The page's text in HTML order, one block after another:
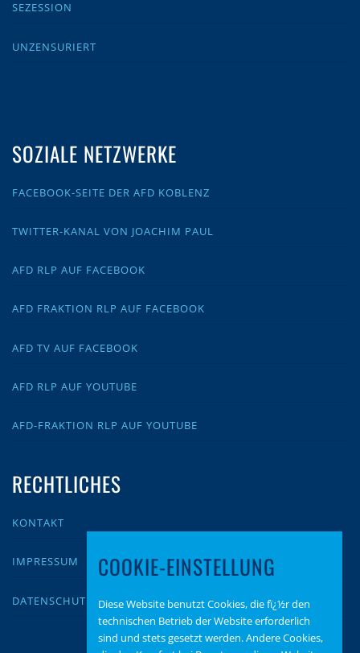
SEZESSION
UNZENSURIERT
SOZIALE NETZWERKE
FACEBOOK-SEITE DER AFD KOBLENZ
TWITTER-KANAL VON JOACHIM PAUL
AFD RLP AUF FACEBOOK
AFD FRAKTION RLP AUF FACEBOOK
AFD TV AUF FACEBOOK
AFD RLP AUF YOUTUBE
AFD-FRAKTION RLP AUF YOUTUBE
RECHTLICHES
KONTAKT
IMPRESSUM
DATENSCHUTZ
COOKIE-EINSTELLUNG
Diese Website benutzt Cookies, die fï¿½r den
technischen Betrieb der Website erforderlich
sind und stets gesetzt werden. Andere Cookies,